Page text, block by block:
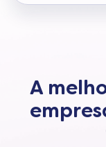
A